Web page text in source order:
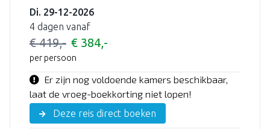
Di. 29-12-2026
4 dagen vanaf
€ 419,- € 384,-
per persoon
Er zijn nog voldoende kamers beschikbaar,
laat de vroeg-boekkorting niet lopen!
Deze reis direct boeken